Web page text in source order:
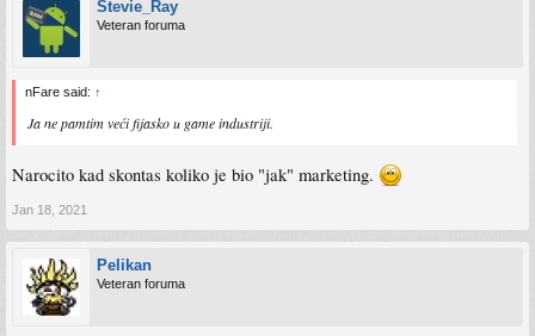
Stevie_Ray
Veteran foruma
nFare said: ↑
Ja ne pamtim veći fijasko u game industriji.
Narocito kad skontas koliko je bio "jak" marketing.
Jan 18, 2021
Pelikan
Veteran foruma